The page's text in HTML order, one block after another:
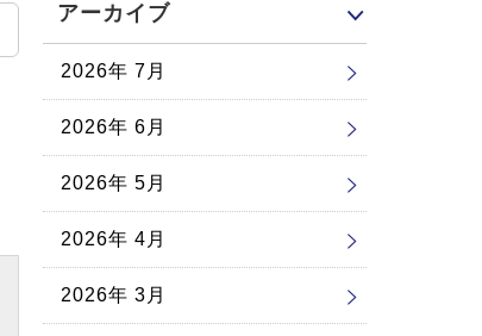
アーカイブ
2026年 7月
2026年 6月
2026年 5月
2026年 4月
2026年 3月